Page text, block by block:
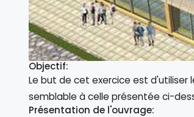
Objectif:
Le but de cet exercice est d'utiliser
semblable à celle présentée ci-
Présentation de l'ouvrage: